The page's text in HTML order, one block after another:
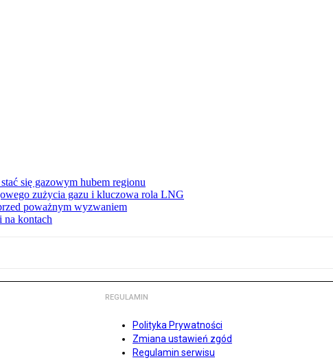
się gazowym hubem regionu
zużycia gazu i kluczowa rola LNG
poważnym wyzwaniem
kontach
REGULAMIN
Polityka Prywatności
Zmiana ustawień zgód
Regulamin serwisu